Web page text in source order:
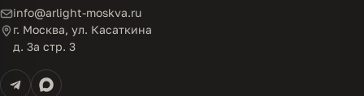
info@arlight-moskva.ru
г. Москва, ул. Касаткина
д. 3а стр. 3